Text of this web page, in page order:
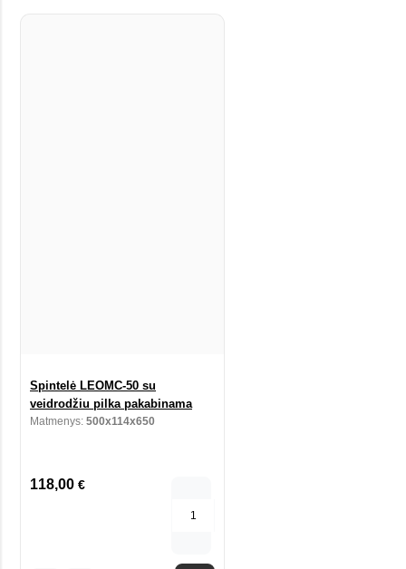
Spintelė LEOMC-50 su
veidrodžiu pilka pakabinama
Matmenys: 500x114x650
118,00 €